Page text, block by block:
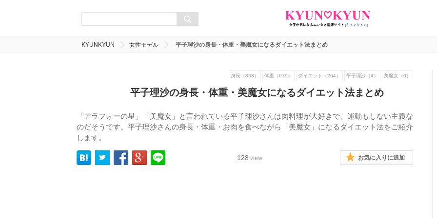
KYUNKYUN 女性モデル 平子理沙の身長・体重・美魔女になるダイエット法まとめ
身長（853） 体重（679） ダイエット（264） 平子理沙（4） 美魔女（0）
平子理沙の身長・体重・美魔女になるダイエット法まとめ
「アラフォーの星」「美魔女」と言われている平子理沙さんは肉料理が大好きで、運動もしない主義な
のだそうです。平子理沙さんの身長・体重・お肉を食べながら「美魔女」になるダイエット法をご紹介
します。
128 view お気に入りに追加